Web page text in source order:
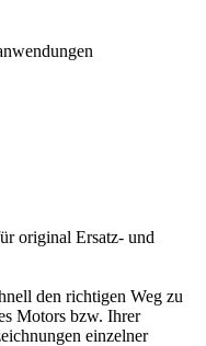
original Ersatz- und
den richtigen Weg zu
Motors bzw. Ihrer
einzelner